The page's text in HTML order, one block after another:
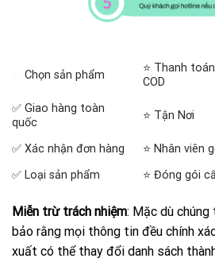
Chọn sản phẩm
⭐ Thanh
COD
✅ Giao hàng toàn
quốc
⭐ Tận Nơi
✅ Xác nhận đơn hàng
⭐ Nhân viên
✅ Loại sản phẩm
⭐ Đóng gói
Miễn trừ trách nhiệm: Mặc dù
bảo rằng mọi thông tin đều chính
xuất có thể thay đổi danh sách